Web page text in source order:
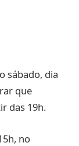
sábado, dia
que
das 19h.
no